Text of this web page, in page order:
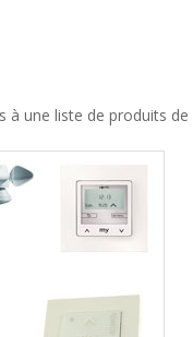
à une liste de produits